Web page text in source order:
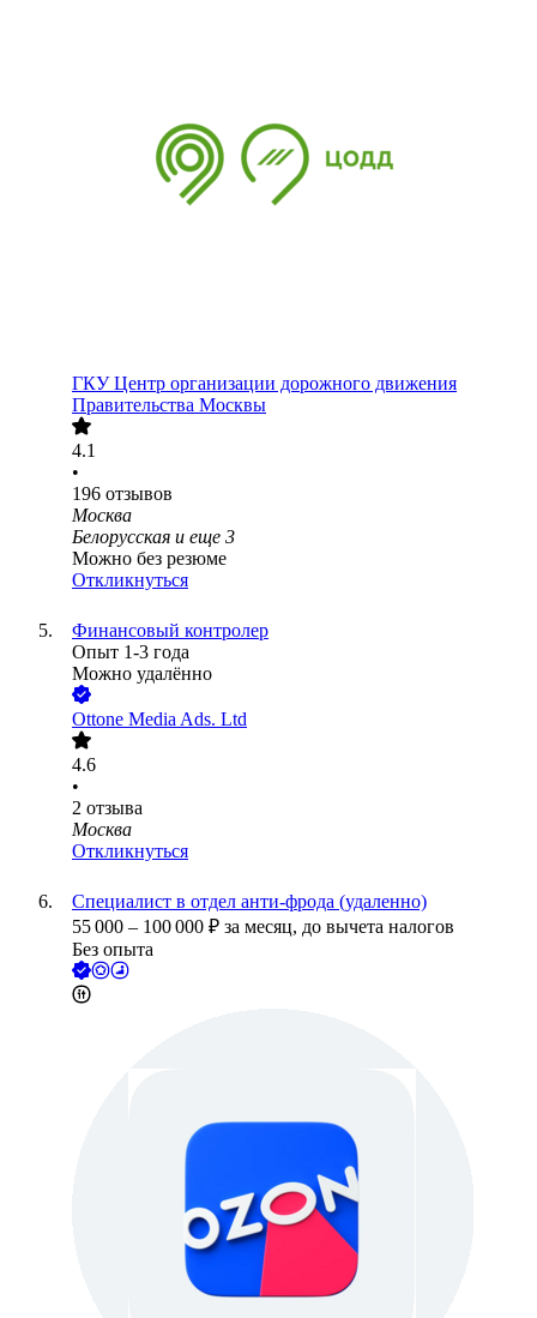
ГКУ Центр организации дорожного движения
Правительства Москвы
4.1
•
196 отзывов
Москва
Белорусская и еще 3
Можно без резюме
Откликнуться
Финансовый контролер
Опыт 1-3 года
Можно удалённо
Ottone Media Ads. Ltd
4.6
•
2 отзыва
Москва
Откликнуться
Специалист в отдел анти-фрода (удаленно)
55 000 – 100 000 ₽ за месяц, до вычета налогов
Без опыта